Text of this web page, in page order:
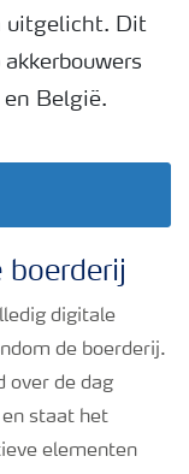
uitgelicht. Dit
België.
boerderij
digitale
de boerderij.
over de dag
staat het
elementen